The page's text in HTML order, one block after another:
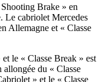
Brake » en
Le cabriolet Mercedes
Allemagne et « Classe
le « Classe Break » est
du « Classe
» et le « Classe